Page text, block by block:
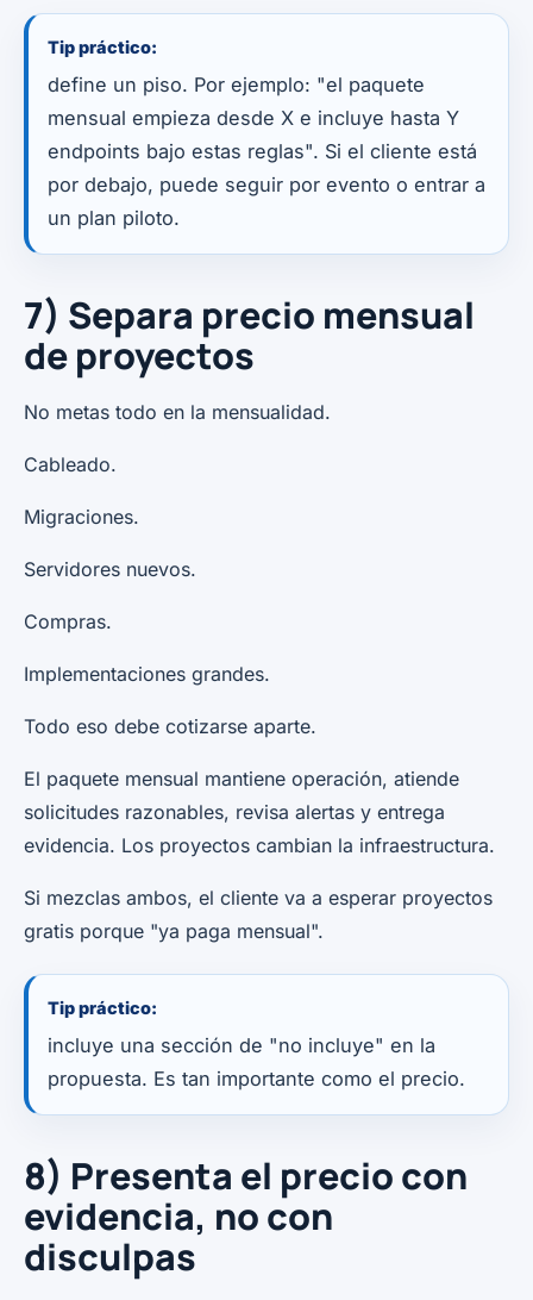
Tip práctico:
define un piso. Por ejemplo: "el paquete
mensual empieza desde X e incluye hasta Y
endpoints bajo estas reglas". Si el cliente está
por debajo, puede seguir por evento o entrar a
un plan piloto.
7) Separa precio mensual
de proyectos
No metas todo en la mensualidad.
Cableado.
Migraciones.
Servidores nuevos.
Compras.
Implementaciones grandes.
Todo eso debe cotizarse aparte.
El paquete mensual mantiene operación, atiende
solicitudes razonables, revisa alertas y entrega
evidencia. Los proyectos cambian la infraestructura.
Si mezclas ambos, el cliente va a esperar proyectos
gratis porque "ya paga mensual".
Tip práctico:
incluye una sección de "no incluye" en la
propuesta. Es tan importante como el precio.
8) Presenta el precio con
evidencia, no con
disculpas